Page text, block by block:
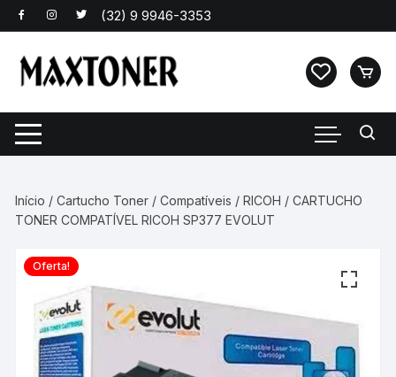
Pular
para
conteúdo
Início /Cartucho Toner /Compatíveis /RICOH / CARTUCHO
TONER COMPATÍVEL RICOH SP377 EVOLUT
Oferta!